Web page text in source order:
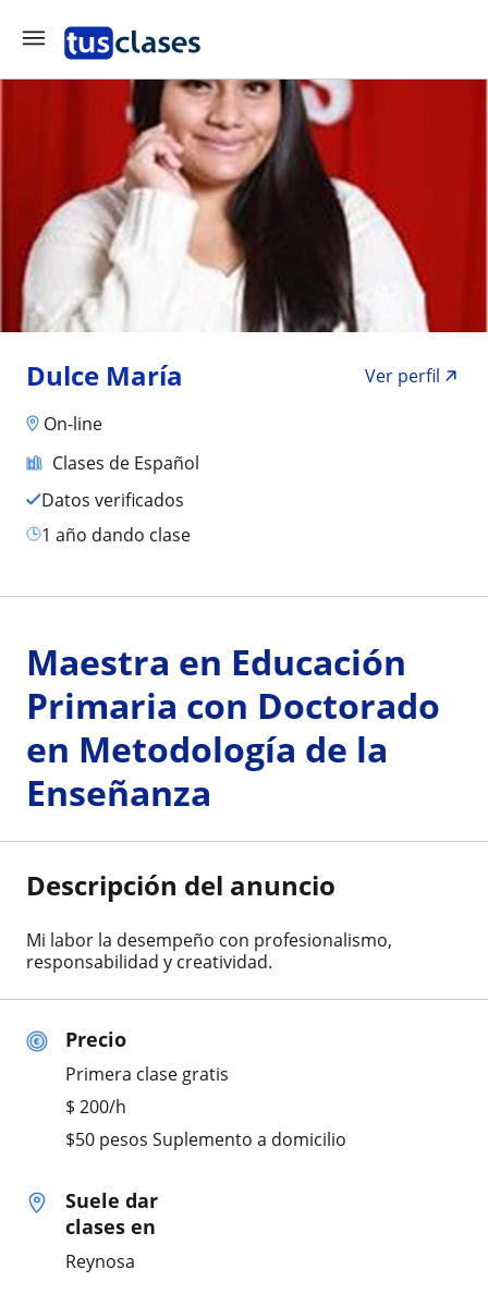
Dulce María
Ver perfil
On-line
Clases de Español
Datos verificados
1 año dando clase
Precio
Primera clase gratis
$ 200/h
$50 pesos Suplemento a domicilio
Suele dar
clases en
Reynosa
Maestra en Educación
Primaria con Doctorado
en Metodología de la
Enseñanza
Descripción del anuncio
Mi labor la desempeño con profesionalismo,
responsabilidad y creatividad.